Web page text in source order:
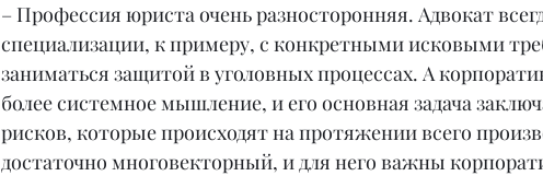
– Профессия юриста очень разносторонняя. Адвокат
специализации, к примеру, с конкретными исковыми
заниматься защитой в уголовных процессах. А
более системное мышление, и его основная задача
рисков, которые происходят на протяжении всего
достаточно многовекторный, и для него важны